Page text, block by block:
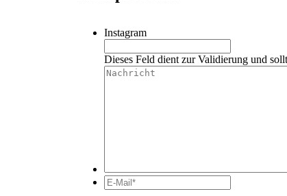
Instagram
Dieses Feld dient zur Validierung und